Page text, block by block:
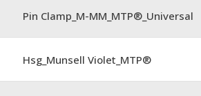
Pin Clamp_M-MM_MTP®_Universal
Hsg_Munsell Violet_MTP®